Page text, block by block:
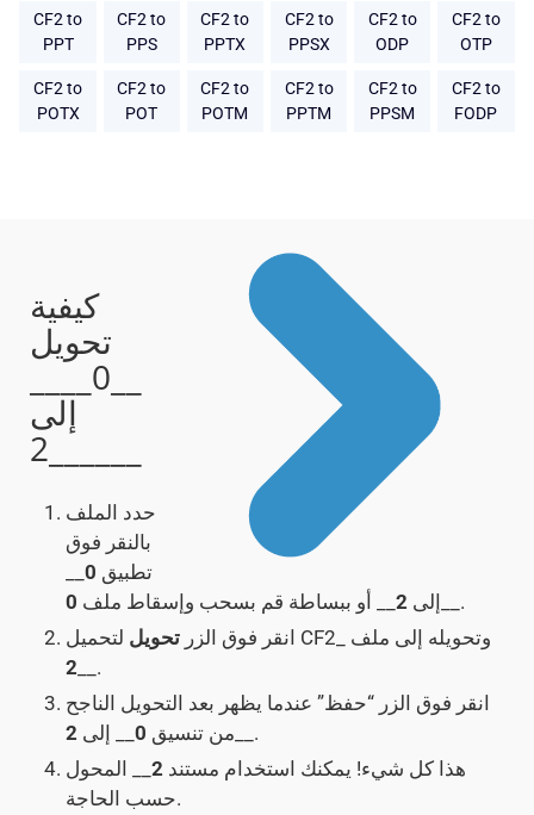
CF2 to
PPT
CF2 to
PPS
CF2 to
PPTX
CF2 to
PPSX
CF2 to
ODP
CF2 to
OTP
CF2 to
POTX
CF2 to
POT
CF2 to
POTM
CF2 to
PPTM
CF2 to
PPSM
CF2 to
FODP
كيفية
تحويل
__0____
إلى
حدد الملف
بالنقر فوق
تطبيق 0
إلى 2 __ أو ببساطة قم بسحب وإسقاط ملف 0
__.
انقر فوق الزر تحويل
لتحميل CF2_ وتحويله إلى ملف
2 __.
انقر فوق الزر “حفظ” عندما يظهر بعد التحويل الناجح
من تنسيق 0 __ إلى 2
__.
هذا كل شيء! يمكنك استخدام مستند 2 __ المحول
حسب الحاجة.